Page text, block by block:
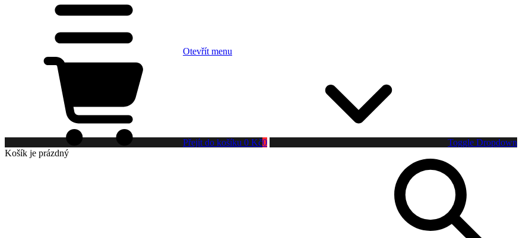
Otevřít menu
Přejít do košíku 0 Kč0
Toggle Dropdown
Košík je prázdný